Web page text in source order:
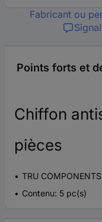
Fabricant ou
Points forts et
Chiffon
pièces
TRU
Contenu: 5 pc(s)